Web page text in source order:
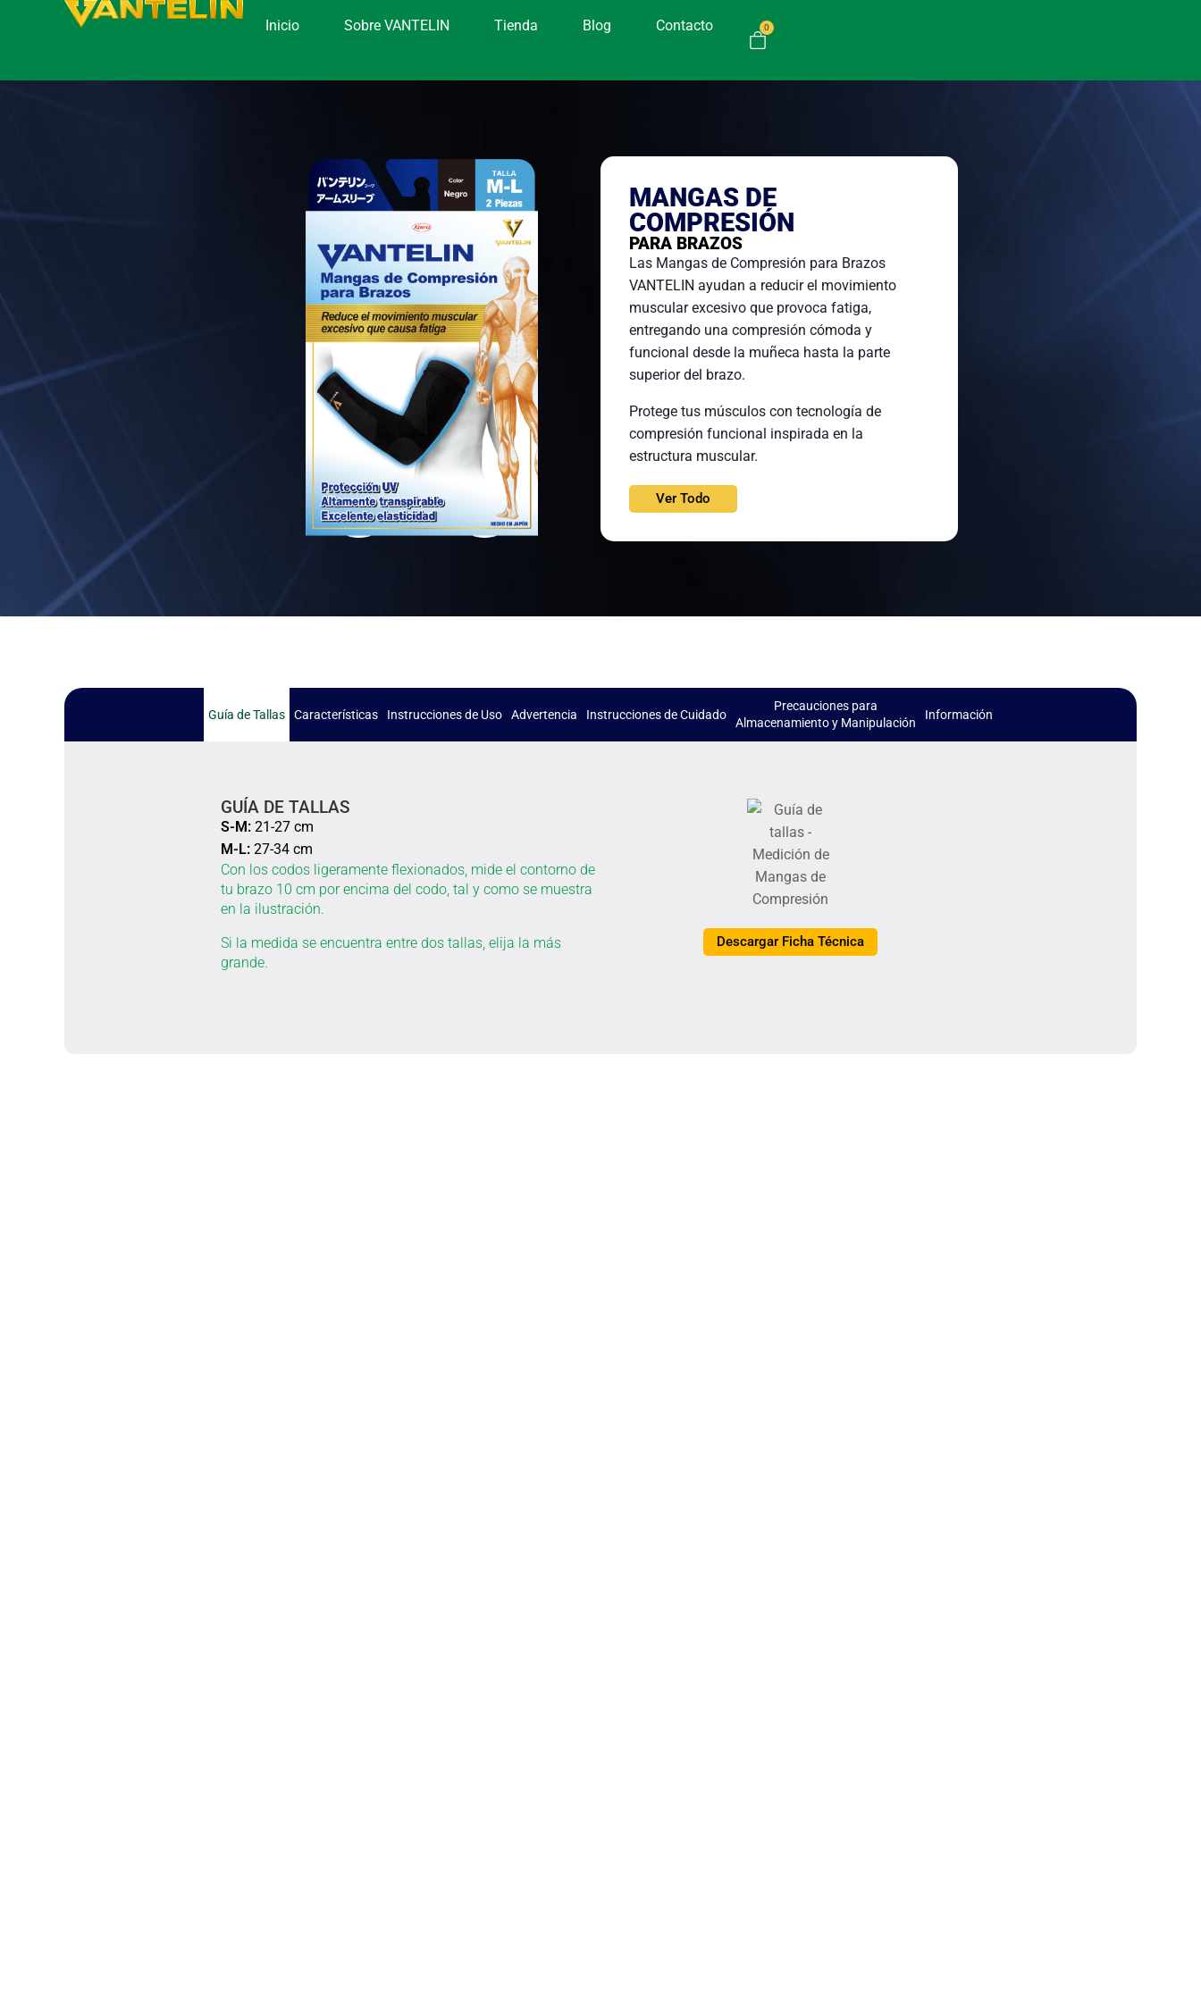
Inicio Sobre VANTELIN Tienda Blog Contacto 0
MANGAS DE
COMPRESIÓN
PARA BRAZOS
Las Mangas de Compresión para Brazos
VANTELIN ayudan a reducir el movimiento
muscular excesivo que provoca fatiga,
entregando una compresión cómoda y
funcional desde la muñeca hasta la parte
superior del brazo.
Protege tus músculos con tecnología de
compresión funcional inspirada en la
estructura muscular.
Ver Todo
Guía de Tallas Características Instrucciones de Uso Advertencia Instrucciones de Cuidado
Precauciones para
Almacenamiento y Manipulación
Información
GUÍA DE TALLAS
S-M: 21-27 cm
M-L: 27-34 cm
Con los codos ligeramente flexionados, mide el contorno de
tu brazo 10 cm por encima del codo, tal y como se muestra
en la ilustración.
Si la medida se encuentra entre dos tallas, elija la más
grande.
Descargar Ficha Técnica